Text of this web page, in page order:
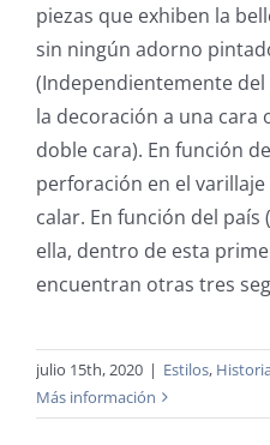
piezas que exhiben la
sin ningún adorno
(Independientemente
la decoración a una cara
doble cara). En función
perforación en el varillaje
calar. En función del país
ella, dentro de esta
encuentran otras tres
julio 15th, 2020 | Estilos,
Más información